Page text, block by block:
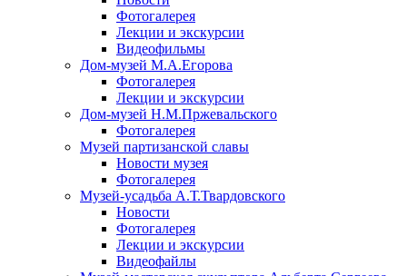
Фотогалерея
Лекции и экскурсии
Видеофильмы
Дом-музей М.А.Егорова
Фотогалерея
Лекции и экскурсии
Дом-музей Н.М.Пржевальского
Фотогалерея
Музей партизанской славы
Новости музея
Фотогалерея
Музей-усадьба А.Т.Твардовского
Новости
Фотогалерея
Лекции и экскурсии
Видеофайлы